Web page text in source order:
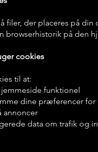
filer, der placeres på
browserhistorik på den
cookies
til at:
funktionel
dine præferencer
annoncer
data om trafik og